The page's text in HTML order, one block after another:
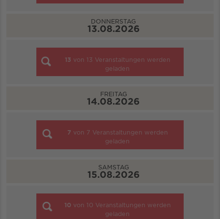
DONNERSTAG
13.08.2026
13 von 13 Veranstaltungen werden
geladen
FREITAG
14.08.2026
7 von 7 Veranstaltungen werden
geladen
SAMSTAG
15.08.2026
10 von 10 Veranstaltungen werden
geladen